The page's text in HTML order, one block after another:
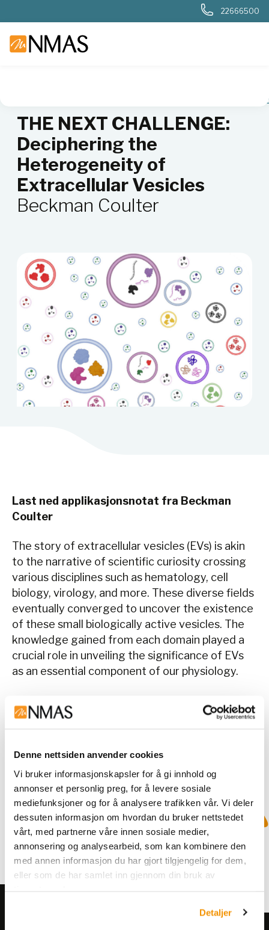
Denne nettsiden anvender cookies
Vi bruker informasjonskapsler for å gi innhold og
annonser et personlig preg, for å levere sosiale
mediefunksjoner og for å analysere trafikken vår. Vi deler
dessuten informasjon om hvordan du bruker nettstedet
vårt, med partnerne våre innen sosiale medier,
annonsering og analysearbeid, som kan kombinere den
med annen informasjon du har gjort tilgjengelig for dem,
eller som de har samlet inn gjennom din bruk av
Detaljer
22666500
Fagartikler
THE NEXT CHALLENGE:
Deciphering the
Heterogeneity of
Extracellular Vesicles
Beckman Coulter
Last ned applikasjonsnotat fra Beckman
Coulter
The story of extracellular vesicles (EVs) is akin
to the narrative of scientific curiosity crossing
various disciplines such as hematology, cell
biology, virology, and more. These diverse fields
eventually converged to uncover the existence
of these small biologically active vesicles. The
knowledge gained from each domain played a
crucial role in unveiling the significance of EVs
as an essential component of our physiology.
Last ned applikasjonsnotat her